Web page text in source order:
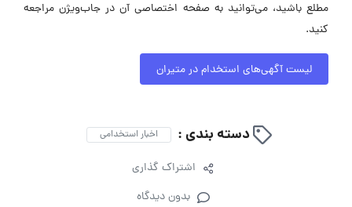
مطلع باشید، می‌توانید به صفحه اختصاصی آن در جاب‌ویژن مراجعه
کنید.
لیست آگهی‌های استخدام در متیران
دسته بندی : اخبار استخدامی
اشتراک گذاری
بدون دیدگاه